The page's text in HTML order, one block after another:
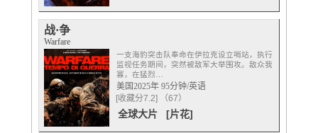
战·争
Warfare
一支海豹突击队奉命在伊拉克设立哨站，执行
监视任务期间，突然被敌军大举围攻。敌众我
寡，在猛烈…
美国2025年 95分钟/英语
[收藏分7.2] （67）
全球大片 [片花]